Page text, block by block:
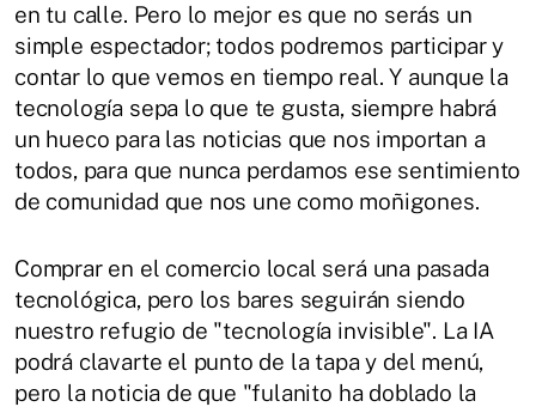
en tu calle. Pero lo mejor es que no serás un
simple espectador; todos podremos participar y
contar lo que vemos en tiempo real. Y aunque la
tecnología sepa lo que te gusta, siempre habrá
un hueco para las noticias que nos importan a
todos, para que nunca perdamos ese sentimiento
de comunidad que nos une como moñigones.
Comprar en el comercio local será una pasada
tecnológica, pero los bares seguirán siendo
nuestro refugio de "tecnología invisible". La IA
podrá clavarte el punto de la tapa y del menú,
pero la noticia de que "fulanito ha doblado la